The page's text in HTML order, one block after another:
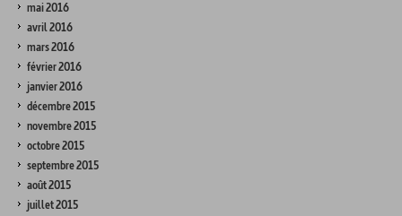
mai 2016
avril 2016
mars 2016
février 2016
janvier 2016
décembre 2015
novembre 2015
octobre 2015
septembre 2015
août 2015
juillet 2015